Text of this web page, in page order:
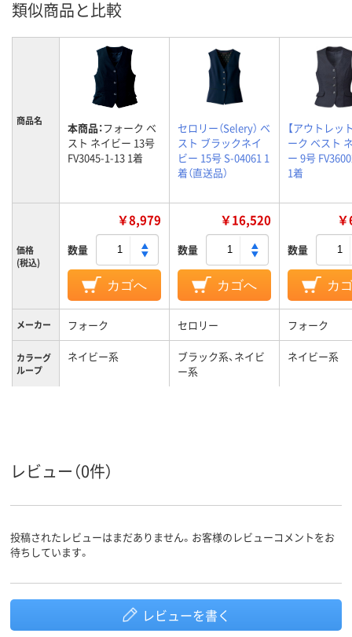
類似商品と比較
商品名 本商品：フォーク ベ
スト ネイビー 13号
FV3045-1-13 1着
セロリー（Selery） ベ
スト ブラックネイ
ビー 15号 S-04061 1
着（直送品）
【アウトレッ
ーク ベスト
ー 9号
1着
価格
(税込)
￥8,979
数量
カゴへ
￥16,520
数量
カゴへ
数量
カ
メーカー フォーク セロリー フォーク
カラーグ
ループ
ネイビー系
ブラック系、ネイビ
ー系
ネイビー系
レビュー（0件）
投稿されたレビューはまだありません。お客様のレビューコメントをお
待ちしています。
レビューを書く